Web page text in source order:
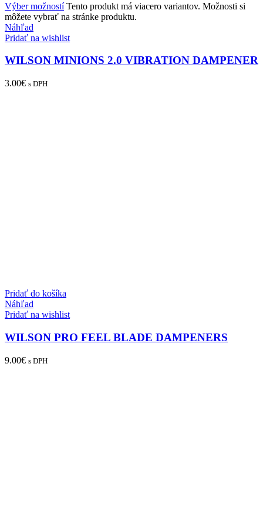
Výber možností Tento produkt má viacero variantov. Možnosti si
môžete vybrať na stránke produktu.
Náhľad
Pridať na wishlist
WILSON MINIONS 2.0 VIBRATION DAMPENER
3.00€ s DPH
Pridať do košíka
Náhľad
Pridať na wishlist
WILSON PRO FEEL BLADE DAMPENERS
9.00€ s DPH